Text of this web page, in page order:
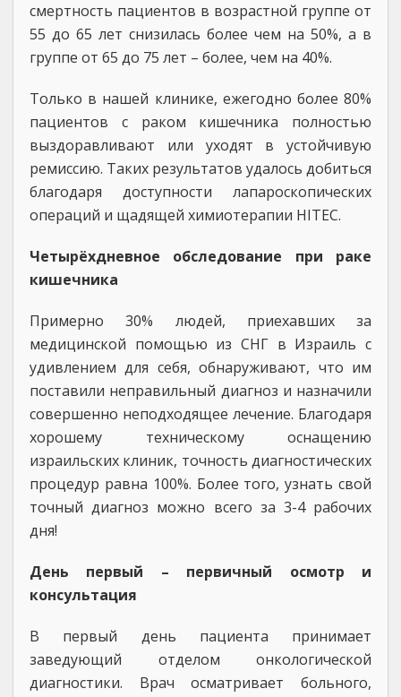
смертность пациентов в возрастной группе от
55 до 65 лет снизилась более чем на 50%, а в
группе от 65 до 75 лет – более, чем на 40%.
Только в нашей клинике, ежегодно более 80%
пациентов с раком кишечника полностью
выздоравливают или уходят в устойчивую
ремиссию. Таких результатов удалось добиться
благодаря доступности лапароскопических
операций и щадящей химиотерапии HITEC.
Четырёхдневное обследование при раке
кишечника
Примерно 30% людей, приехавших за
медицинской помощью из СНГ в Израиль с
удивлением для себя, обнаруживают, что им
поставили неправильный диагноз и назначили
совершенно неподходящее лечение. Благодаря
хорошему техническому оснащению
израильских клиник, точность диагностических
процедур равна 100%. Более того, узнать свой
точный диагноз можно всего за 3-4 рабочих
дня!
День первый – первичный осмотр и
консультация
В первый день пациента принимает
заведующий отделом онкологической
диагностики. Врач осматривает больного,